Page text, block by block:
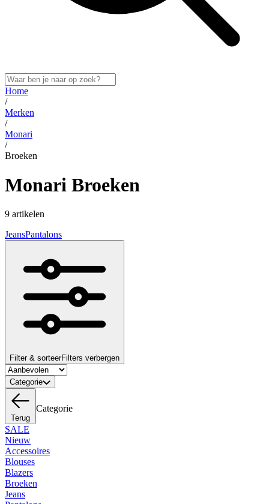
Home
/
Merken
/
Monari
/
Broeken
Monari Broeken
9 artikelen
JeansPantalons
Filter & sorteerFilters verbergen
Categorie
Terug
Categorie
SALE
Nieuw
Accessoires
Blouses
Blazers
Broeken
Jeans